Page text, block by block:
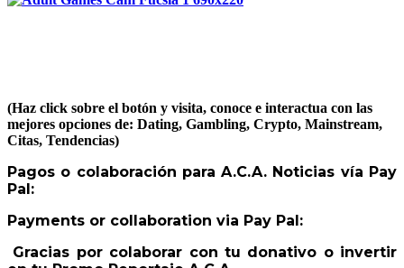
(Haz click sobre el botón y visita, conoce e interactua con las
mejores opciones de: Dating, Gambling, Crypto, Mainstream,
Citas, Tendencias)
Pagos o colaboración para A.C.A. Noticias vía Pay
Pal:
Payments or collaboration via Pay Pal:
Gracias por colaborar con tu donativo o invertir